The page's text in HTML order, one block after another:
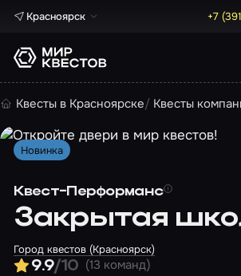
Красноярск +7
Квесты в Красноярске Квесты
Новинка
Квест-Перформанс
Закрытая
Город квестов (Красноярск)
9.9/10 (13 команд)